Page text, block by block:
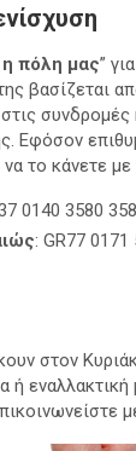
η πόλη μας”
βασίζεται
Εφόσον
να το κάνετε
0140 3580
: GR77
στον
ή